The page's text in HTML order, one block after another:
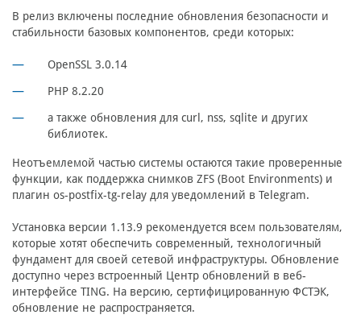
В релиз включены последние обновления безопасности и
стабильности базовых компонентов, среди которых:
OpenSSL 3.0.14
PHP 8.2.20
а также обновления для curl, nss, sqlite и других
библиотек.
Неотъемлемой частью системы остаются такие проверенные
функции, как поддержка снимков ZFS (Boot Environments) и
плагин os-postfix-tg-relay для уведомлений в Telegram.
Установка версии 1.13.9 рекомендуется всем пользователям,
которые хотят обеспечить современный, технологичный
фундамент для своей сетевой инфраструктуры. Обновление
доступно через встроенный Центр обновлений в веб-
интерфейсе TING. На версию, сертифицированную ФСТЭК,
обновление не распространяется.